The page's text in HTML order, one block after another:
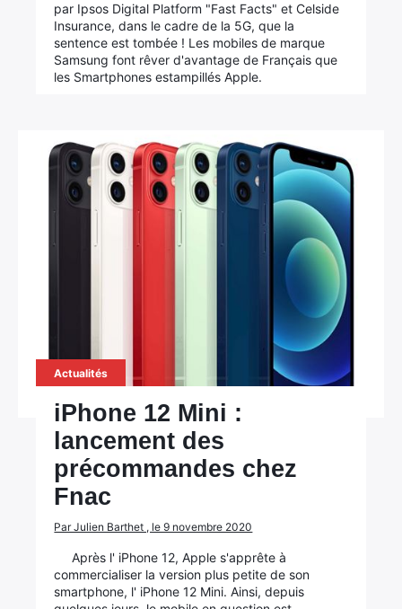
par Ipsos Digital Platform "Fast Facts" et Celside
Insurance, dans le cadre de la 5G, que la
sentence est tombée ! Les mobiles de marque
Samsung font rêver d'avantage de Français que
les Smartphones estampillés Apple.
Actualités
iPhone 12 Mini :
lancement des
précommandes chez
Fnac
Par Julien Barthet , le 9 novembre 2020
Après l' iPhone 12, Apple s'apprête à
commercialiser la version plus petite de son
smartphone, l' iPhone 12 Mini. Ainsi, depuis